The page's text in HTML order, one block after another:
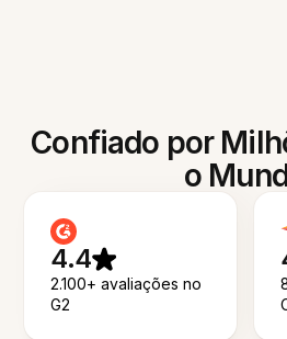
Confiado por
o
4.4
2.100+ avaliações no
G2